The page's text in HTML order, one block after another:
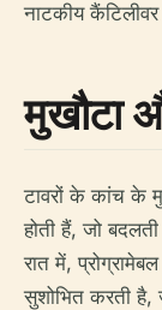
नाटकीय
मुखौटा
टावरों के कांच के
होती हैं, जो
रात में,
सुशोभित करती है,